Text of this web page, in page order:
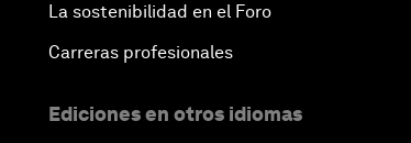
La sostenibilidad en el Foro
Carreras profesionales
Ediciones en otros idiomas